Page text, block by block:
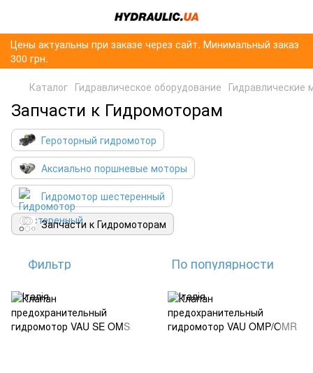
Цены актуальны при заказе через сайт. Минимальный заказ
300 грн.
Каталог Гидравлическое оборудование Гидравлические
Запчасти к Гидромоторам
Героторный гидромотор
Аксиально поршневые моторы
Гидромотор шестеренный
Запчасти к Гидромоторам
Фильтр По популярности